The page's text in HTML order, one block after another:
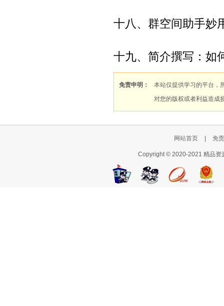
十八、群空间助手妙
十九、简介撰写：如
免责申明：
本站仅提供学习的平台，
对您的版权或者利益造成
网站首页 免
Copyright © 2020-2021 精品资